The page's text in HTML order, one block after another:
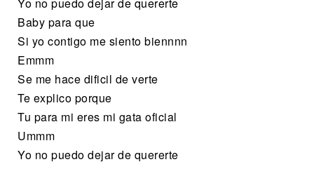
Baby para que
Si yo contigo me siento biennnn
Emmm
Se me hace dificil de verte
Te explico porque
Tu para mi eres mi gata oficial
Ummm
Yo no puedo dejar de quererte